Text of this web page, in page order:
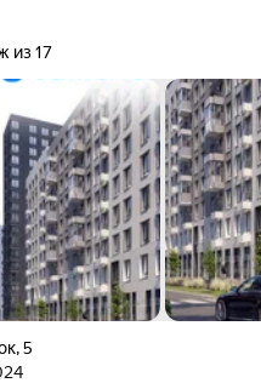
из 17
,5